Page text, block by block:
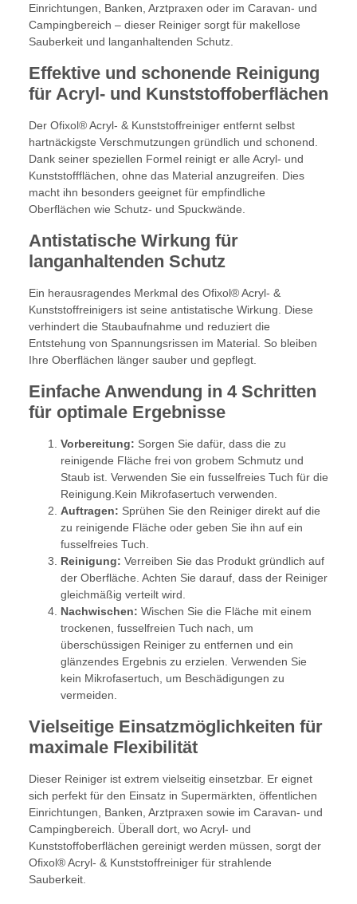
Einrichtungen, Banken, Arztpraxen oder im Caravan- und
Campingbereich – dieser Reiniger sorgt für makellose
Sauberkeit und langanhaltenden Schutz.
Effektive und schonende Reinigung
für Acryl- und Kunststoffoberflächen
Der Ofixol® Acryl- & Kunststoffreiniger entfernt selbst
hartnäckigste Verschmutzungen gründlich und schonend.
Dank seiner speziellen Formel reinigt er alle Acryl- und
Kunststoffflächen, ohne das Material anzugreifen. Dies
macht ihn besonders geeignet für empfindliche
Oberflächen wie Schutz- und Spuckwände.
Antistatische Wirkung für
langanhaltenden Schutz
Ein herausragendes Merkmal des Ofixol® Acryl- &
Kunststoffreinigers ist seine antistatische Wirkung. Diese
verhindert die Staubaufnahme und reduziert die
Entstehung von Spannungsrissen im Material. So bleiben
Ihre Oberflächen länger sauber und gepflegt.
Einfache Anwendung in 4 Schritten
für optimale Ergebnisse
Vorbereitung: Sorgen Sie dafür, dass die zu
reinigende Fläche frei von grobem Schmutz und
Staub ist. Verwenden Sie ein fusselfreies Tuch für die
Reinigung.Kein Mikrofasertuch verwenden.
Auftragen: Sprühen Sie den Reiniger direkt auf die
zu reinigende Fläche oder geben Sie ihn auf ein
fusselfreies Tuch.
Reinigung: Verreiben Sie das Produkt gründlich auf
der Oberfläche. Achten Sie darauf, dass der Reiniger
gleichmäßig verteilt wird.
Nachwischen: Wischen Sie die Fläche mit einem
trockenen, fusselfreien Tuch nach, um
überschüssigen Reiniger zu entfernen und ein
glänzendes Ergebnis zu erzielen. Verwenden Sie
kein Mikrofasertuch, um Beschädigungen zu
vermeiden.
Vielseitige Einsatzmöglichkeiten für
maximale Flexibilität
Dieser Reiniger ist extrem vielseitig einsetzbar. Er eignet
sich perfekt für den Einsatz in Supermärkten, öffentlichen
Einrichtungen, Banken, Arztpraxen sowie im Caravan- und
Campingbereich. Überall dort, wo Acryl- und
Kunststoffoberflächen gereinigt werden müssen, sorgt der
Ofixol® Acryl- & Kunststoffreiniger für strahlende
Sauberkeit.